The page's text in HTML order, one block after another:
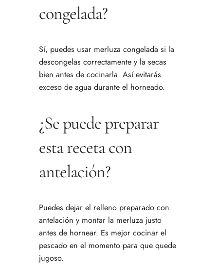
congelada?
Sí, puedes usar merluza congelada si la
descongelas correctamente y la secas
bien antes de cocinarla. Así evitarás
exceso de agua durante el horneado.
¿Se puede preparar
esta receta con
antelación?
Puedes dejar el relleno preparado con
antelación y montar la merluza justo
antes de hornear. Es mejor cocinar el
pescado en el momento para que quede
jugoso.